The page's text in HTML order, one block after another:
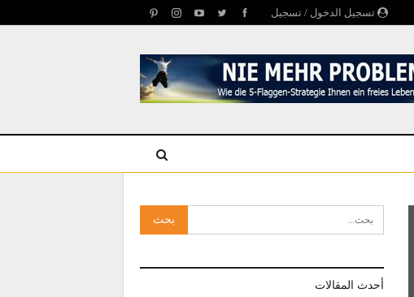
تسجيل الدخول / تسجيل
أحدث المقالات